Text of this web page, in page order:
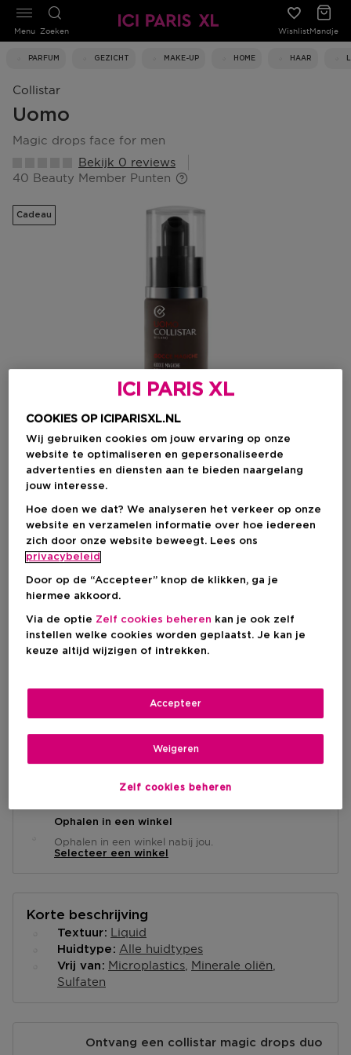
Zoeken WishlistMandje
PARFUM GEZICHT MAKE-UP HOME HAAR
Menu
Collistar
Uomo
magic drops face for men
Bekijk 0 reviews
40 Beauty Member Punten
Cadeau
Kies je formaat
30 ML
30 ML
€ 40,00
€ 40,00
IN WINKELMANDJE
Levering aan huis
Op voorraad-
Ophalen in een winkel
Ophalen in een winkel nabij jou.
Selecteer een winkel
Korte beschrijving
Textuur Liquid
Huidtype Alle huidtypes
Vrij van Microplastics Minerale oliën
Sulfaten
Ontvang een collistar magic drops duo
ICI PARIS XL
COOKIES OP ICIPARISXL.NL
Wij gebruiken cookies om jouw ervaring op onze
website te optimaliseren en gepersonaliseerde
advertenties en diensten aan te bieden naargelang
jouw interesse.
Hoe doen we dat? We analyseren het verkeer op onze
website en verzamelen informatie over hoe iedereen
zich door onze website beweegt. Lees ons
privacybeleid
Door op de “Accepteer” knop de klikken, ga je
hiermee akkoord.
Via de optie Zelf cookies beheren kan je ook zelf
instellen welke cookies worden geplaatst. Je kan je
keuze altijd wijzigen of intrekken.
Zelf cookies beheren
Weigeren
Accepteer